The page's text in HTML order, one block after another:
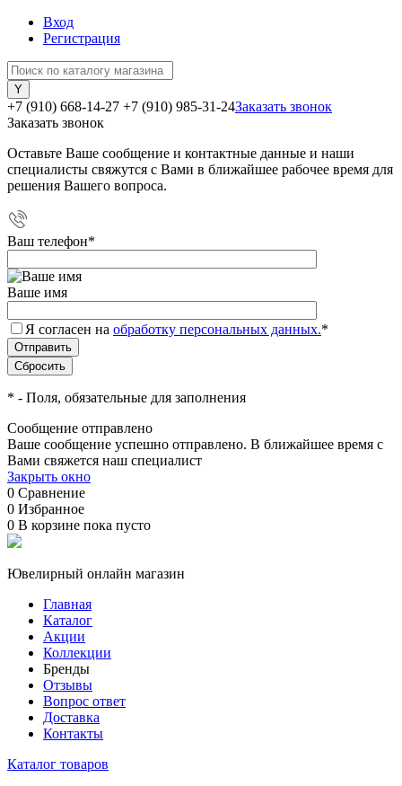
Вход
Регистрация
+7 (910) 668-14-27 +7 (910) 985-31-24Заказать звонок
Заказать звонок
Оставьте Ваше сообщение и контактные данные и наши
специалисты свяжутся с Вами в ближайшее рабочее время для
решения Вашего вопроса.
Ваш телефон*
Ваше имя
Я согласен на обработку персональных данных.*
* - Поля, обязательные для заполнения
Сообщение отправлено
Ваше сообщение успешно отправлено. В ближайшее время с
Вами свяжется наш специалист
Закрыть окно
0 Сравнение
0 Избранное
0 В корзине пока пусто
Ювелирный онлайн магазин
Главная
Каталог
Акции
Коллекции
Бренды
Отзывы
Вопрос ответ
Доставка
Контакты
Каталог товаров